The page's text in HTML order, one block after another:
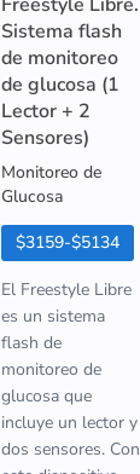
Sistema flash
de monitoreo
de glucosa (1
Lector + 2
Sensores)
Monitoreo de
Glucosa
$3159-$5134
El Freestyle Libre
es un sistema
flash de
monitoreo de
glucosa que
incluye un lector y
dos sensores. Con